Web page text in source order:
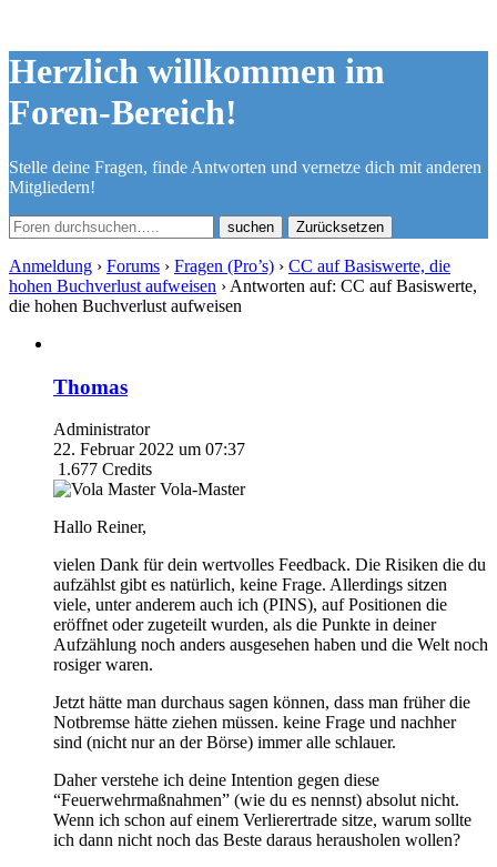
Herzlich willkommen im
Foren-Bereich!
Stelle deine Fragen, finde Antworten und vernetze dich mit anderen
Mitgliedern!
Zurücksetzen
Anmeldung › Forums › Fragen (Pro’s) › CC auf Basiswerte, die
hohen Buchverlust aufweisen › Antworten auf: CC auf Basiswerte,
die hohen Buchverlust aufweisen
Thomas
Administrator
22. Februar 2022 um 07:37
1.677 Credits
Vola-Master
Hallo Reiner,
vielen Dank für dein wertvolles Feedback. Die Risiken die du
aufzählst gibt es natürlich, keine Frage. Allerdings sitzen
viele, unter anderem auch ich (PINS), auf Positionen die
eröffnet oder zugeteilt wurden, als die Punkte in deiner
Aufzählung noch anders ausgesehen haben und die Welt noch
rosiger waren.
Jetzt hätte man durchaus sagen können, dass man früher die
Notbremse hätte ziehen müssen. keine Frage und nachher
sind (nicht nur an der Börse) immer alle schlauer.
Daher verstehe ich deine Intention gegen diese
“Feuerwehrmaßnahmen” (wie du es nennst) absolut nicht.
Wenn ich schon auf einem Verlierertrade sitze, warum sollte
ich dann nicht noch das Beste daraus herausholen wollen?